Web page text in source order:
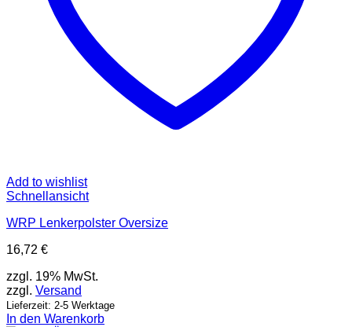
Add to wishlist
Schnellansicht
WRP Lenkerpolster Oversize
16,72 €
zzgl. 19% MwSt.
zzgl. Versand
Lieferzeit: 2-5 Werktage
In den Warenkorb